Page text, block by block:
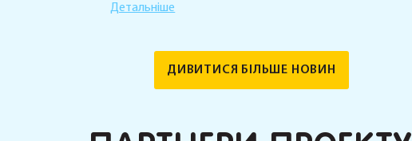
Детальніше
ДИВИТИСЯ БІЛЬШЕ НОВИН